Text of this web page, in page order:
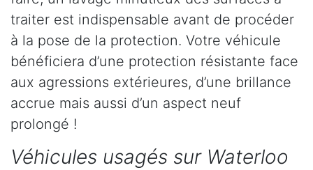
traiter est indispensable avant de procéder
à la pose de la protection. Votre véhicule
bénéficiera d’une protection résistante face
aux agressions extérieures, d’une brillance
accrue mais aussi d’un aspect neuf
prolongé !
Véhicules usagés sur Waterloo